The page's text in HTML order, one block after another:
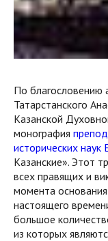
По благословению
Татарстанского
Казанской
монография
исторических наук
Казанские». Этот
всех правящих и
момента
настоящего
большое
из которых